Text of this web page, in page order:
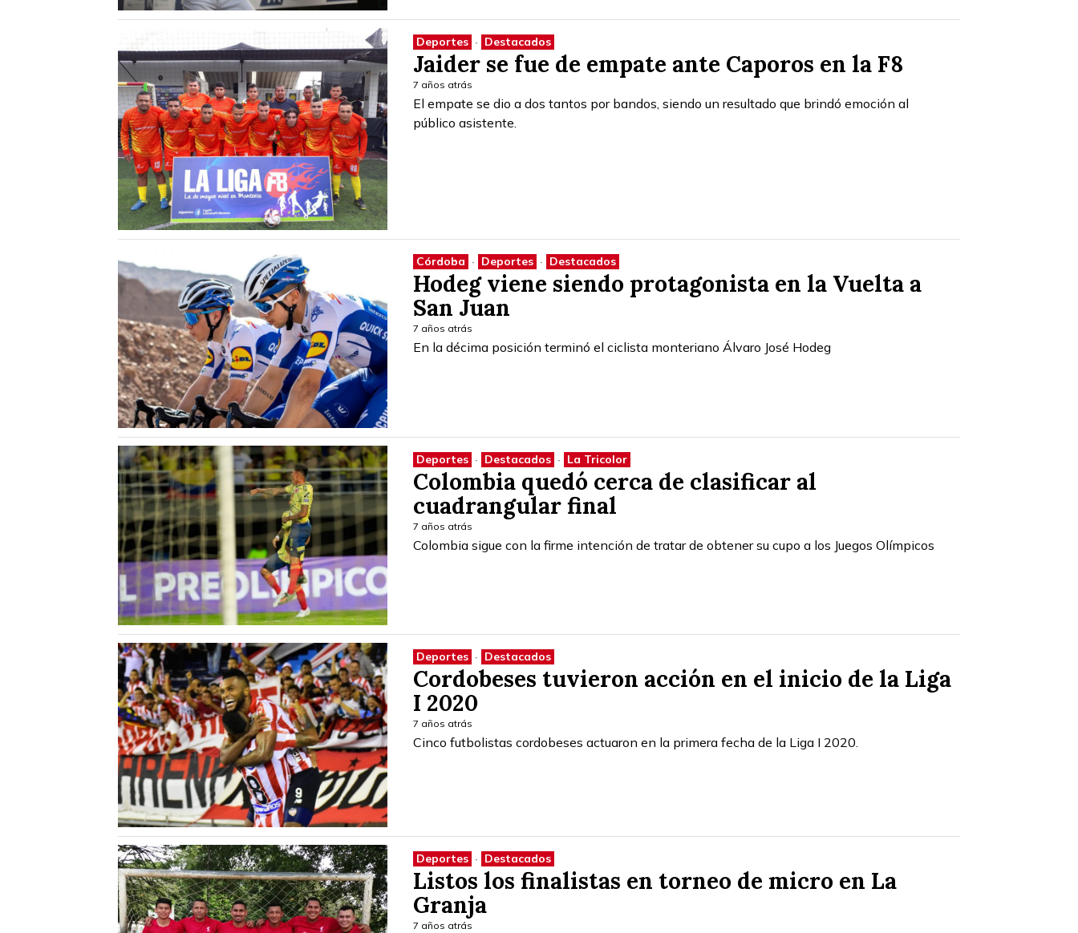
Deportes · Destacados
Jaider se fue de empate ante Caporos en la F8
7 años atrás
El empate se dio a dos tantos por bandos, siendo un resultado que brindó emoción al
público asistente.
Córdoba · Deportes · Destacados
Hodeg viene siendo protagonista en la Vuelta a
San Juan
7 años atrás
En la décima posición terminó el ciclista monteriano Álvaro José Hodeg
Deportes · Destacados · La Tricolor
Colombia quedó cerca de clasificar al
cuadrangular final
7 años atrás
Colombia sigue con la firme intención de tratar de obtener su cupo a los Juegos Olímpicos
Deportes · Destacados
Cordobeses tuvieron acción en el inicio de la Liga
I 2020
7 años atrás
Cinco futbolistas cordobeses actuaron en la primera fecha de la Liga I 2020.
Deportes · Destacados
Listos los finalistas en torneo de micro en La
Granja
7 años atrás